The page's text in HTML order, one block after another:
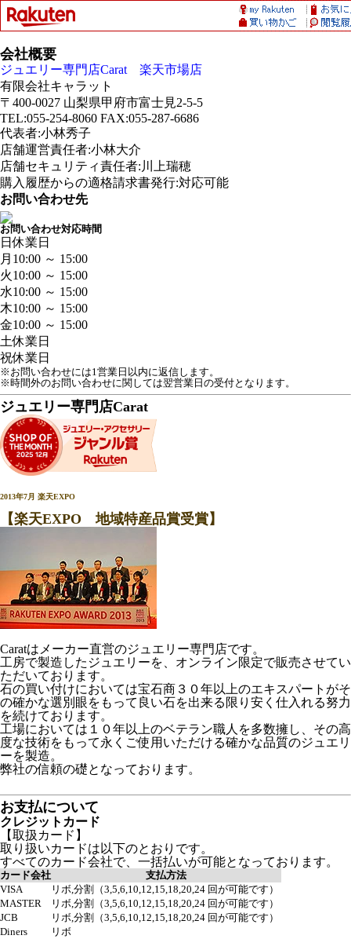
会社概要
ジュエリー専門店Carat 楽天市場店
有限会社キャラット
〒400-0027 山梨県甲府市富士見2-5-5
TEL:055-254-8060 FAX:055-287-6686
代表者:小林秀子
店舗運営責任者:小林大介
店舗セキュリティ責任者:川上瑞穂
購入履歴からの適格請求書発行:対応可能
お問い合わせ先
お問い合わせ対応時間
日休業日
月 10:00 ～ 15:00
火10:00 ～ 15:00
水10:00 ～ 15:00
木10:00 ～ 15:00
金10:00 ～ 15:00
土休業日
祝休業日
※お問い合わせには1営業日以内に返信します。
※時間外のお問い合わせに関しては翌営業日の受付となります。
ジュエリー専門店Carat
2013年7月 楽天EXPO
【楽天EXPO 地域特産品賞受賞】
Caratはメーカー直営のジュエリー専門店です。
工房で製造したジュエリーを、オンライン限定で販売させてい
ただいております。
石の買い付けにおいては宝石商３０年以上のエキスパートがそ
の確かな選別眼をもって良い石を出来る限り安く仕入れる努力
を続けております。
工場においては１０年以上のベテラン職人を多数擁し、その高
度な技術をもって永くご使用いただける確かな品質のジュエリ
ーを製造。
弊社の信頼の礎となっております。
お支払について
クレジットカード
【取扱カード】
取り扱いカードは以下のとおりです。
すべてのカード会社で、一括払いが可能となっております。
カード会社
支払方法
VISA
リボ,分割（3,5,6,10,12,15,18,20,24 回が可能です）
MASTER
リボ,分割（3,5,6,10,12,15,18,20,24 回が可能です）
JCB
リボ,分割（3,5,6,10,12,15,18,20,24 回が可能です）
Diners
リボ